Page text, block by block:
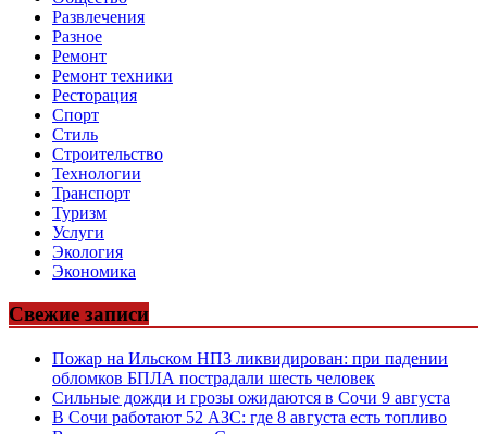
Развлечения
Разное
Ремонт
Ремонт техники
Ресторация
Спорт
Стиль
Строительство
Технологии
Транспорт
Туризм
Услуги
Экология
Экономика
Свежие записи
Пожар на Ильском НПЗ ликвидирован: при падении
обломков БПЛА пострадали шесть человек
Сильные дожди и грозы ожидаются в Сочи 9 августа
В Сочи работают 52 АЗС: где 8 августа есть топливо